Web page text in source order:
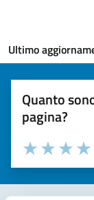
Ultimo
Quanto
pagina?
Valuta la
Seleziona il
Valuta
Valuta 2
Valuta 1 stelle